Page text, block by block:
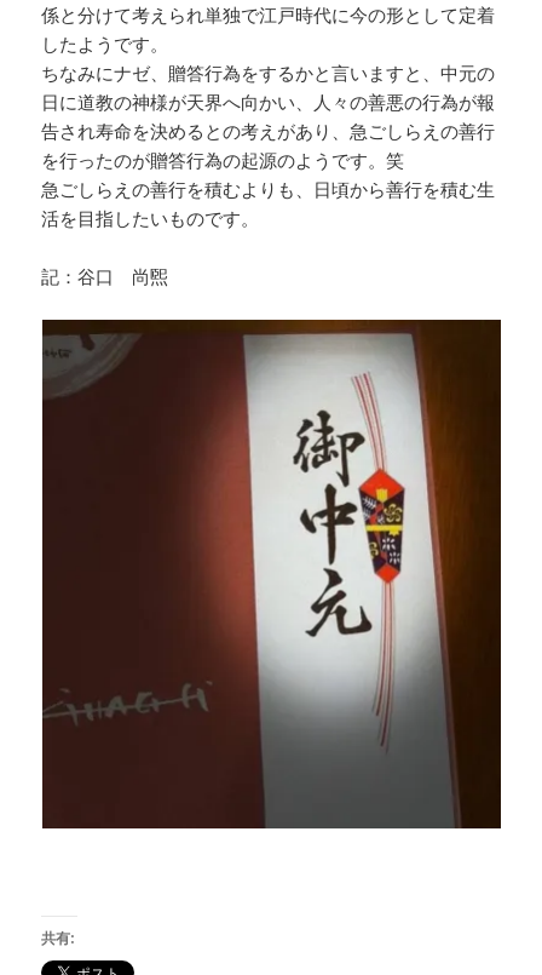
係と分けて考えられ単独で江戸時代に今の形として定着
したようです。
ちなみにナゼ、贈答行為をするかと言いますと、中元の
日に道教の神様が天界へ向かい、人々の善悪の行為が報
告され寿命を決めるとの考えがあり、急ごしらえの善行
を行ったのが贈答行為の起源のようです。笑
急ごしらえの善行を積むよりも、日頃から善行を積む生
活を目指したいものです。
記：谷口 尚煕
共有: